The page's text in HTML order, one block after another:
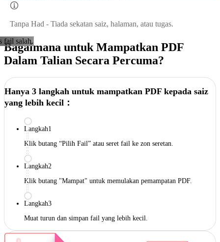
Tanpa Had - Tiada sekatan saiz, halaman, atau tugas.
fail salah.
Bagaimana untuk Mampatkan PDF
Dalam Talian Secara Percuma?
Hanya 3 langkah untuk mampatkan PDF kepada saiz
yang lebih kecil：
Langkah1
Klik butang “Pilih Fail” atau seret fail ke zon seretan.
Langkah2
Klik butang "Mampat" untuk memulakan pemampatan PDF.
Langkah3
Muat turun dan simpan fail yang lebih kecil.